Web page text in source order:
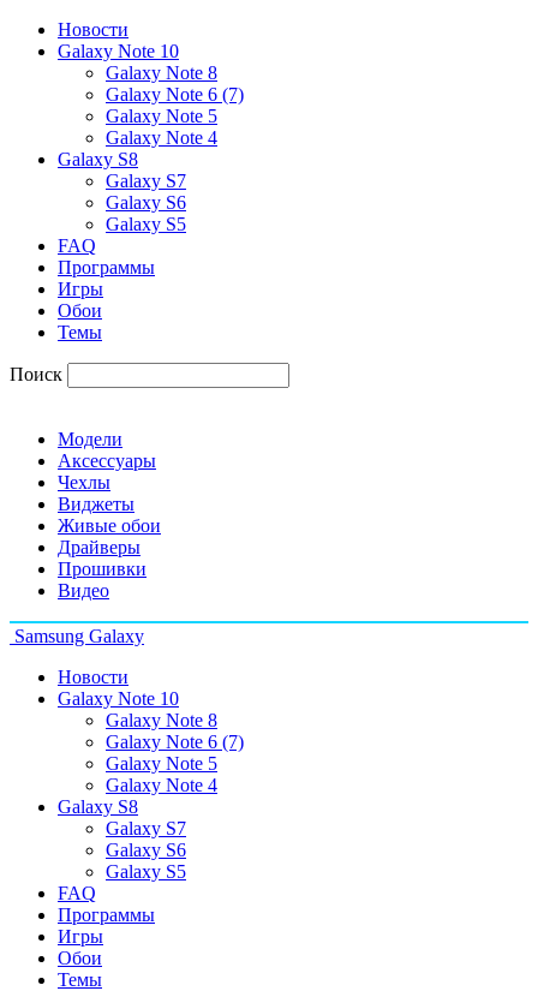
Новости
Galaxy Note 10
Galaxy Note 8
Galaxy Note 6 (7)
Galaxy Note 5
Galaxy Note 4
Galaxy S8
Galaxy S7
Galaxy S6
Galaxy S5
FAQ
Программы
Игры
Обои
Темы
Поиск
Модели
Аксессуары
Чехлы
Виджеты
Живые обои
Драйверы
Прошивки
Видео
Samsung Galaxy
Новости
Galaxy Note 10
Galaxy Note 8
Galaxy Note 6 (7)
Galaxy Note 5
Galaxy Note 4
Galaxy S8
Galaxy S7
Galaxy S6
Galaxy S5
FAQ
Программы
Игры
Обои
Темы